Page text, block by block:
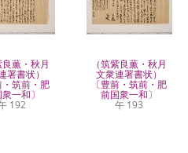
良薫・秋月
署書状）
・筑前・肥
一和〕
192
（筑紫良薫・秋月
文衆連署書状）
〔豊前・筑前・肥
前国衆一和〕
午 193